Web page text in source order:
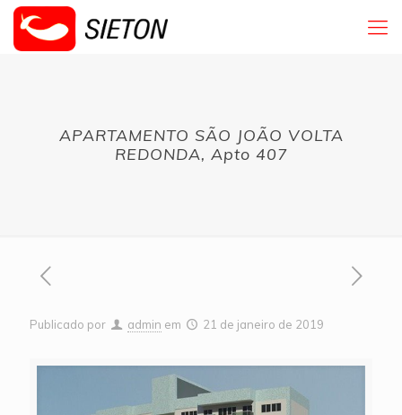
APARTAMENTO SÃO JOÃO VOLTA
REDONDA, Apto 407
Publicado por admin em 21 de janeiro de 2019